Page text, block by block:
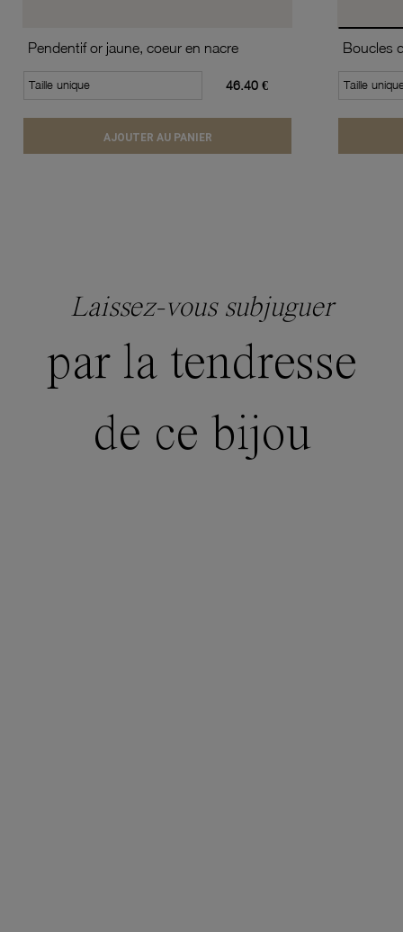
Pendentif or jaune, coeur en nacre
Taille unique 46.40 €
AJOUTER AU PANIER
Taille
Laissez-vous subjuguer
par la tendresse
de ce bijou